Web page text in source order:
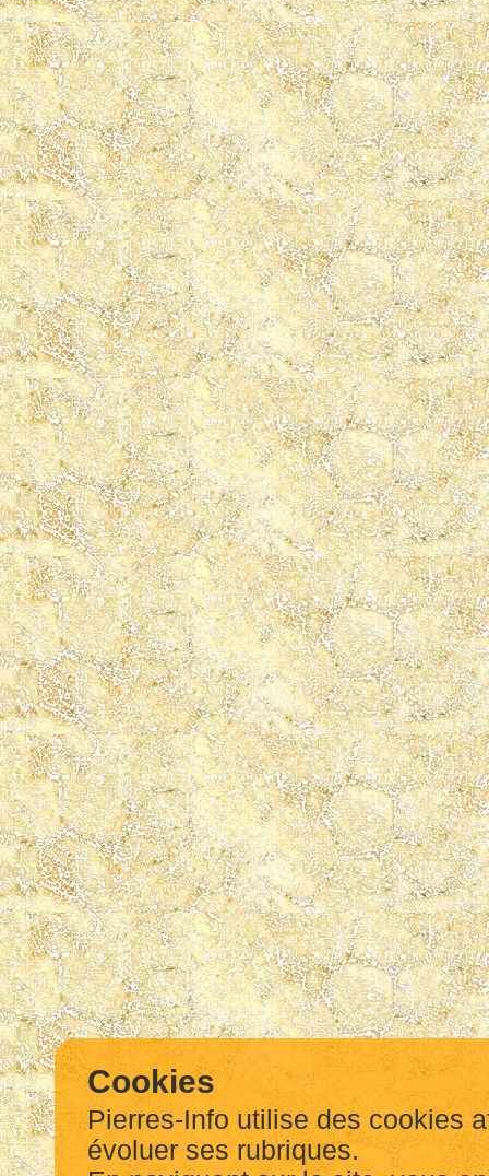
Cookies
Pierres-Info utilise des cookies
évoluer ses rubriques.